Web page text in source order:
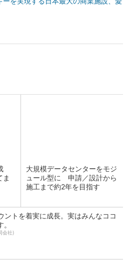
ま
大規模データセンターをモジ
ュール型に 申請／設計から
施工まで約2年を目指す
ントを着実に成長。実はみんなココ
会社)